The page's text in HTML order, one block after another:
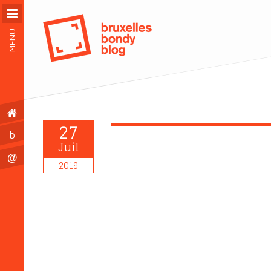
MENU
b
@
27
Juil
2019